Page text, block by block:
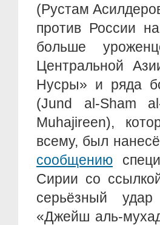
(Рустам
против России
больше
Центральной
Нусры» и ряда
(Jund al-Sham
Muhajireen),
всему, был
сообщению
Сирии со
серьёзный
«Джейш аль-